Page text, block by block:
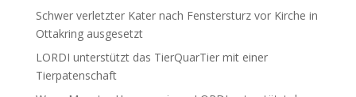
Schwer verletzter Kater nach Fenstersturz vor Kirche in
Ottakring ausgesetzt
LORDI unterstützt das TierQuarTier mit einer
Tierpatenschaft